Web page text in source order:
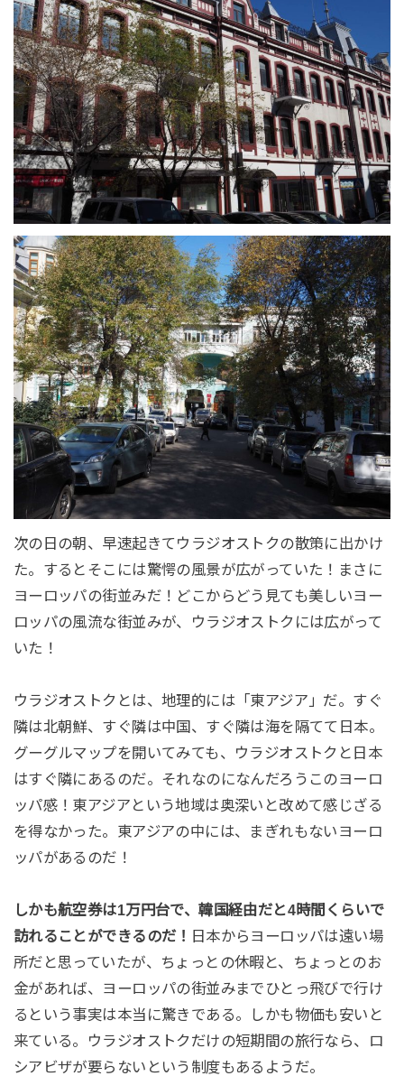
次の日の朝、早速起きてウラジオストクの散策に出かけ
た。するとそこには驚愕の風景が広がっていた！まさに
ヨーロッパの街並みだ！どこからどう見ても美しいヨー
ロッパの風流な街並みが、ウラジオストクには広がって
いた！
ウラジオストクとは、地理的には「東アジア」だ。すぐ
隣は北朝鮮、すぐ隣は中国、すぐ隣は海を隔てて日本。
グーグルマップを開いてみても、ウラジオストクと日本
はすぐ隣にあるのだ。それなのになんだろうこのヨーロ
ッパ感！東アジアという地域は奥深いと改めて感じざる
を得なかった。東アジアの中には、まぎれもないヨーロ
ッパがあるのだ！
しかも航空券は1万円台で、韓国経由だと4時間くらいで
訪れることができるのだ！
日本からヨーロッパは遠い場
所だと思っていたが、ちょっとの休暇と、ちょっとのお
金があれば、ヨーロッパの街並みまでひとっ飛びで行け
るという事実は本当に驚きである。しかも物価も安いと
来ている。ウラジオストクだけの短期間の旅行なら、ロ
シアビザが要らないという制度もあるようだ。